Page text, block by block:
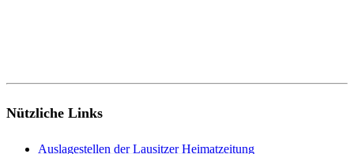
Nützliche Links
Auslagestellen der Lausitzer Heimatzeitung